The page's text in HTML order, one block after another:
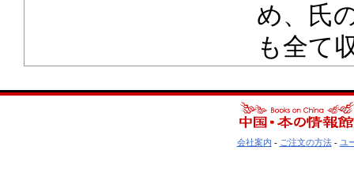
め、氏
も全て
会社案内 - ご注文の方法- ユ